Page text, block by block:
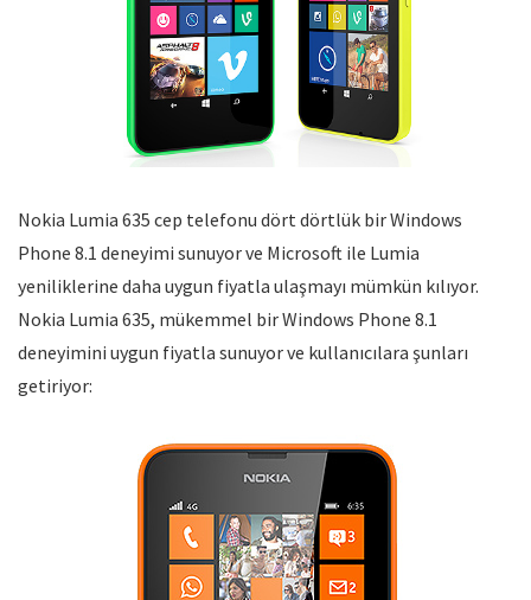
Nokia Lumia 635 cep telefonu dört dörtlük bir Windows
Phone 8.1 deneyimi sunuyor ve Microsoft ile Lumia
yeniliklerine daha uygun fiyatla ulaşmayı mümkün kılıyor.
Nokia Lumia 635, mükemmel bir Windows Phone 8.1
deneyimini uygun fiyatla sunuyor ve kullanıcılara şunları
getiriyor: